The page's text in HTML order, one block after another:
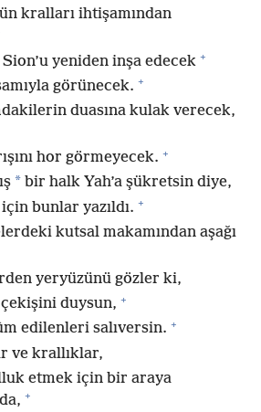
kralları ihtişamından
yeniden inşa edecek +
görünecek. +
duasına kulak verecek,
hor görmeyecek. +
* bir halk Yah’a şükretsin diye,
bunlar yazıldı. +
kutsal makamından aşağı
yeryüzünü gözler ki,
duysun, +
edilenleri salıversin. +
ve krallıklar,
etmek için bir araya
+